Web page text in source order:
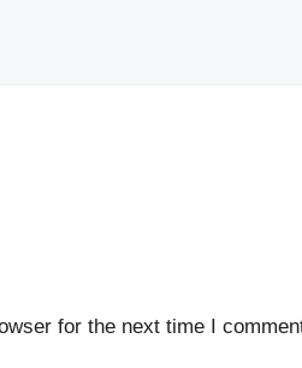
for the next time I